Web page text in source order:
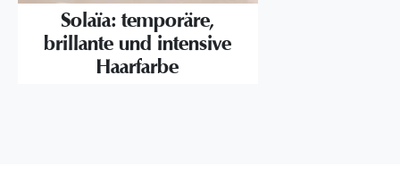
Solaïa: temporäre,
brillante und intensive
Haarfarbe